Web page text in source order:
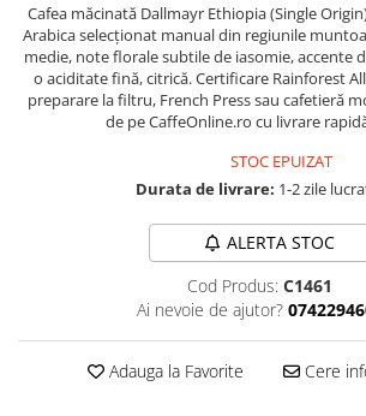
Cafea măcinată Dallmayr Ethiopia (Single
Arabica selecționat manual din regiunile
medie, note florale subtile de iasomie, accente
o aciditate fină, citrică. Certificare Rainforest
preparare la filtru, French Press sau cafetieră
de pe CaffeOnline.ro cu livrare
STOC EPUIZAT
Durata de livrare: 1-2 zile
ALERTA STOC
Cod Produs: C1461
Ai nevoie de ajutor?
Adauga la Favorite Cere